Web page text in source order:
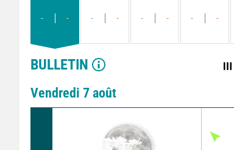
- - - - - - - -
BULLETIN
Vendredi 7 août